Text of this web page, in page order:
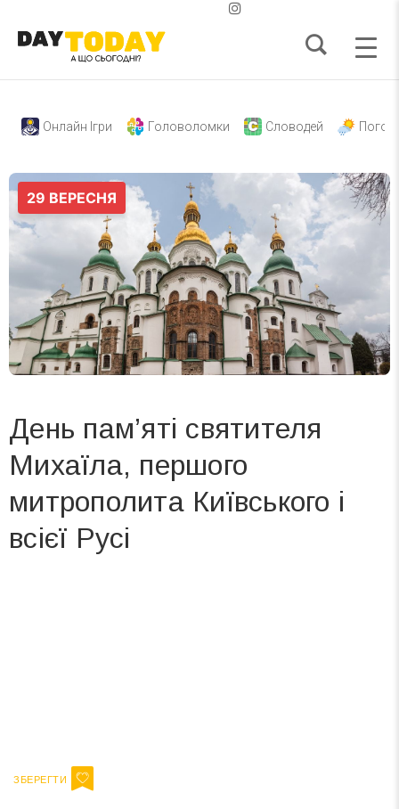
Онлайн Ігри Головоломки Словодей
День пам’яті святителя
Михаїла, першого
митрополита Київського і
всієї Русі